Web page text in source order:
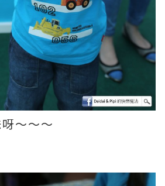
～～～